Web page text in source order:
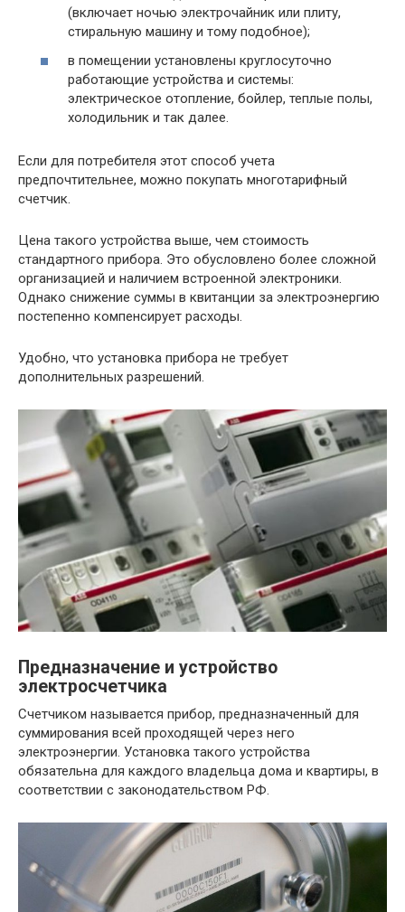
(включает ночью электрочайник или плиту,
стиральную машину и тому подобное);
в помещении установлены круглосуточно
работающие устройства и системы:
электрическое отопление, бойлер, теплые полы,
холодильник и так далее.
Если для потребителя этот способ учета
предпочтительнее, можно покупать многотарифный
счетчик.
Цена такого устройства выше, чем стоимость
стандартного прибора. Это обусловлено более сложной
организацией и наличием встроенной электроники.
Однако снижение суммы в квитанции за электроэнергию
постепенно компенсирует расходы.
Удобно, что установка прибора не требует
дополнительных разрешений.
Предназначение и устройство
электросчетчика
Счетчиком называется прибор, предназначенный для
суммирования всей проходящей через него
электроэнергии. Установка такого устройства
обязательна для каждого владельца дома и квартиры, в
соответствии с законодательством РФ.